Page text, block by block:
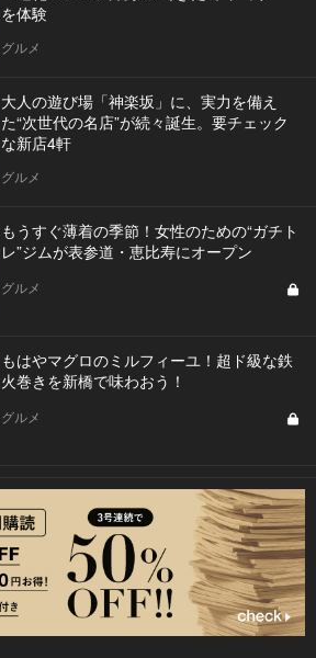
を体験
グルメ
大人の遊び場「神楽坂」に、実力を備え
た“次世代の名店”が続々誕生。要チェック
な新店4軒
グルメ
もうすぐ薄着の季節！女性のための“ガチト
レ”ジムが表参道・恵比寿にオープン
グルメ
もはやマグロのミルフィーユ！超ド級な鉄
火巻きを新橋で味わおう！
グルメ